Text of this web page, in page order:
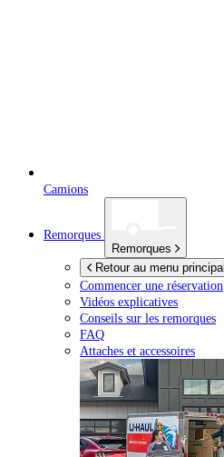
Camions
Remorques
Remorques
Retour au menu principal
Commencer une réservation
Vidéos explicatives
Conseils sur les remorques
FAQ
Attaches et accessoires